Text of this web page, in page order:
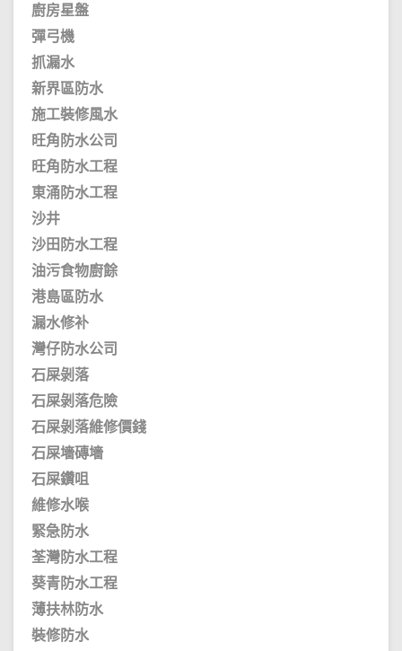
廚房星盤
彈弓機
抓漏水
新界區防水
施工裝修風水
旺角防水公司
旺角防水工程
東涌防水工程
沙井
沙田防水工程
油污食物廚餘
港島區防水
漏水修补
灣仔防水公司
石屎剝落
石屎剝落危險
石屎剝落維修價錢
石屎墻磚墻
石屎鑽咀
維修水喉
緊急防水
荃灣防水工程
葵青防水工程
薄扶林防水
裝修防水